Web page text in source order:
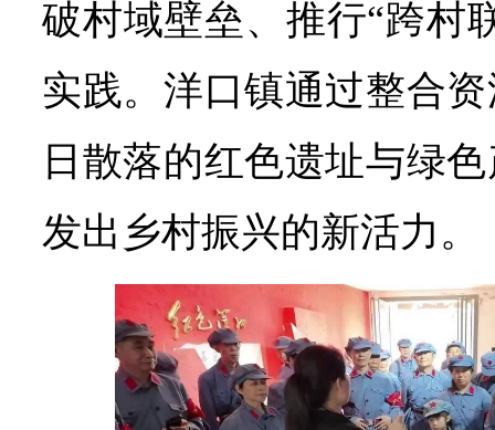
破村域壁垒、推行“跨村
实践。洋口镇通过整合
日散落的红色遗址与绿
发出乡村振兴的新活力。